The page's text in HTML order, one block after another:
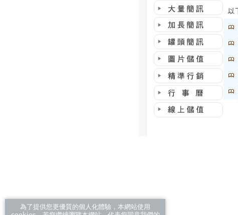
為了提供您更優質的個人化體驗，本網站使用